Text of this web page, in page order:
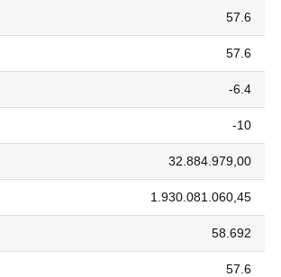
57.6
57.6
-6.4
-10
32.884.979,00
1.930.081.060,45
58.692
57.6